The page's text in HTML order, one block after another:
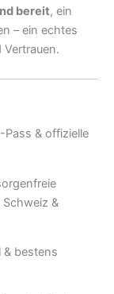
bereit, ein
– ein echtes
Pass & offizielle
&
& bestens